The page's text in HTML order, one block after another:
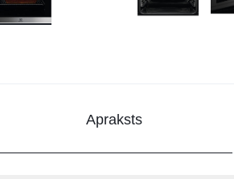
Apraksts